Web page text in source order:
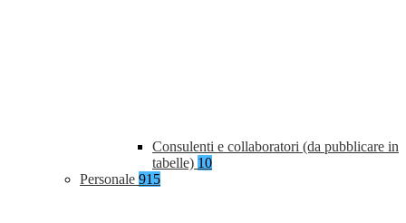
Consulenti e collaboratori (da pubblicare in
tabelle) 10
Personale 915